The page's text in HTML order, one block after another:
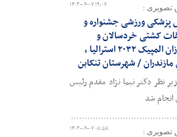
۱۴۰۳-۰۶-۰۷ ۱۹:۰۷ تصویری :
ورزشی جشنواره و
کشتی خردسالان و
نونهالان استان مازندران ، امیدسازان المپیک ۲۰۳۲ استرالیا ،
/ شهرستان تنکابن
نظر دکتر نیما نژاد مقدم رئیس
شد
۱۴۰۳-۰۶-۰۷ ۰۸:۵۸ تصویری :